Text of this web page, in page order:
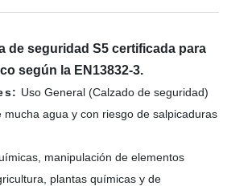
de seguridad S5 certificada para
según la EN13832-3.
Uso General (Calzado de seguridad)
mucha agua y con riesgo de salpicaduras
manipulación de elementos
plantas químicas y de